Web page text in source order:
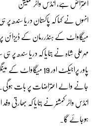
میگاواٹ کے ہنڈررمان کے ڈیزائن
پاور پراجیکٹ اور 19
جانے والے اعتراضات پر بات
ہوجائے گا۔